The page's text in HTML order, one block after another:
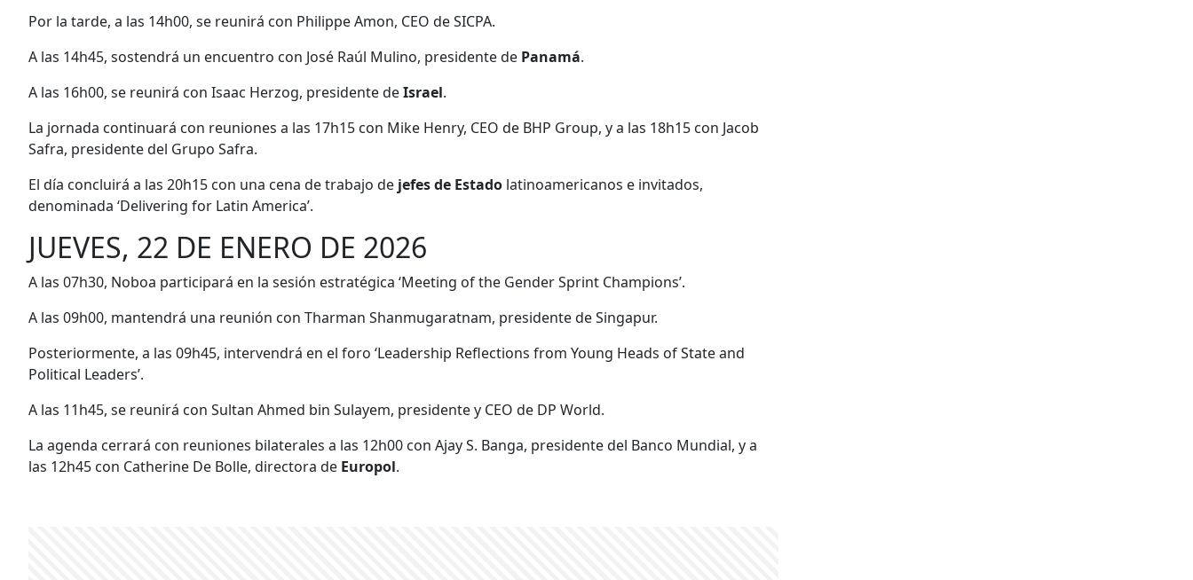
Por la tarde, a las 14h00, se reunirá con Philippe Amon, CEO de SICPA.
A las 14h45, sostendrá un encuentro con José Raúl Mulino, presidente de Panamá.
A las 16h00, se reunirá con Isaac Herzog, presidente deIsrael.
La jornada continuará con reuniones a las 17h15 con Mike Henry, CEO de BHP Group, y a las 18h15 con Jacob
Safra, presidente del Grupo Safra.
El día concluirá a las 20h15 con una cena de trabajo de jefes de Estado latinoamericanos e invitados,
denominada ‘Delivering for Latin America’.
JUEVES, 22 DE ENERO DE 2026
A las 07h30, Noboa participará en la sesión estratégica ‘Meeting of the Gender Sprint Champions’.
A las 09h00, mantendrá una reunión con Tharman Shanmugaratnam, presidente de Singapur.
Posteriormente, a las 09h45, intervendrá en el foro ‘Leadership Reflections from Young Heads of State and
Political Leaders’.
A las 11h45, se reunirá con Sultan Ahmed bin Sulayem, presidente y CEO de DP World.
La agenda cerrará con reuniones bilaterales a las 12h00 con Ajay S. Banga, presidente del Banco Mundial, y a
las 12h45 con Catherine De Bolle, directora de Europol.